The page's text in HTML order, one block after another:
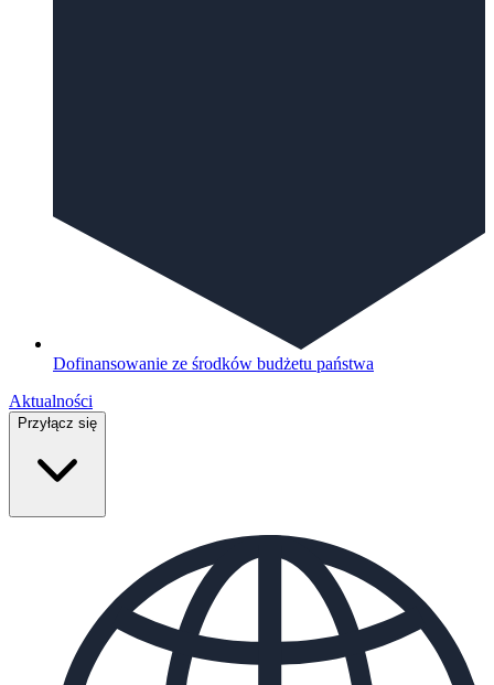
Dofinansowanie ze środków budżetu państwa
Aktualności
Przyłącz się